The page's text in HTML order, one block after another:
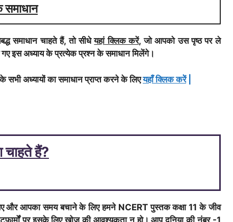
समाधान
समाधान चाहते हैं, तो सीधेयहां क्लिक करें, जो आपको उस पृष्ठ पर ले
गए इस अध्याय के प्रत्येक प्रश्न के समाधान मिलेंगे।
सभी अध्यायों का समाधान प्राप्त करने के लिएयहाँ क्लिक करेें|
चाहते हैं?
आपका समय बचाने के लिए हमने NCERT पुस्तक कक्षा 11 के जीव
पर इसके लिए खोज की आवश्यकता न हो। आप दुनिया की नंबर -1